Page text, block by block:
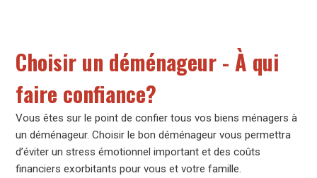
Choisir un déménageur - À qui
faire confiance?
Vous êtes sur le point de confier tous vos biens ménagers à
un déménageur. Choisir le bon déménageur vous permettra
d’éviter un stress émotionnel important et des coûts
financiers exorbitants pour vous et votre famille.